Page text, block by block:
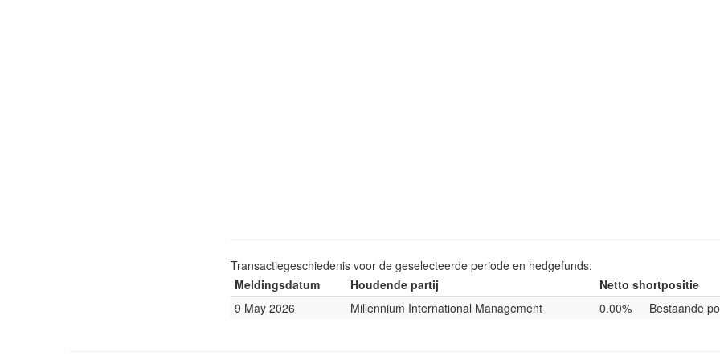
Transactiegeschiedenis voor de geselecteerde periode en hedgefunds:
Meldingsdatum
Houdende partij
Netto shortpositie
9 May 2026
Millennium International Management 0.00% Bestaande